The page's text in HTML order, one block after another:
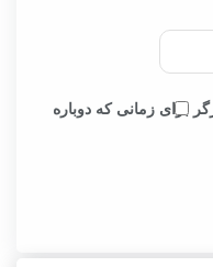
برای زمانی که دوباره